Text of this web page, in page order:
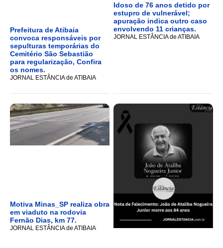
Prefeitura de Atibaia
convoca responsáveis por
sepulturas temporárias do
Cemitério São Sebastião
para regularização, Confira
os nomes.
JORNAL ESTÂNCIA de ATIBAIA
Idoso de 76 anos detido por
estupro de vulnerável;
apuração indica outro caso
envolvendo 11 crianças.
JORNAL ESTÂNCIA de ATIBAIA
Motiva Minas_SP realiza obra
em viaduto na rodovia
Fernão Dias, km 77.
JORNAL ESTÂNCIA de ATIBAIA